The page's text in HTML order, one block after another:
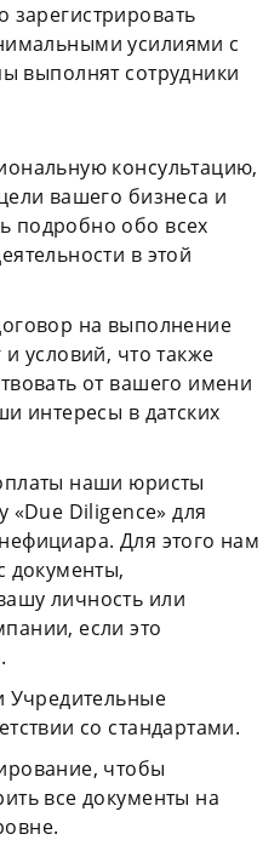
усилиями с
выполнят сотрудники
консультацию,
вашего бизнеса и
подробно обо всех
в этой
на выполнение
условий, что также
от вашего имени
интересы в датских
наши юристы
«Due Diligence» для
Для этого нам
документы,
личность или
если это
Учредительные
со стандартами.
чтобы
все документы на